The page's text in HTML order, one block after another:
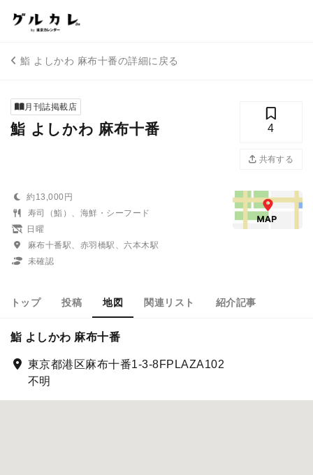
鮨 よしかわ 麻布十番の詳細に戻る
月刊誌掲載店
鮨 よしかわ 麻布十番 4
共有する
約13,000円
寿司（鮨）、海鮮・シーフード
日曜
麻布十番駅、赤羽橋駅、六本木駅
未確認
トップ 投稿 地図 関連リスト 紹介記事
鮨 よしかわ 麻布十番
東京都港区麻布十番1-3-8FPLAZA102
不明